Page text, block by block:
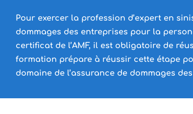
Pour exercer la profession d’expert en
dommages des entreprises pour la
certificat de l’AMF, il est obligatoire de
formation prépare à réussir cette étape
domaine de l’assurance de dommages